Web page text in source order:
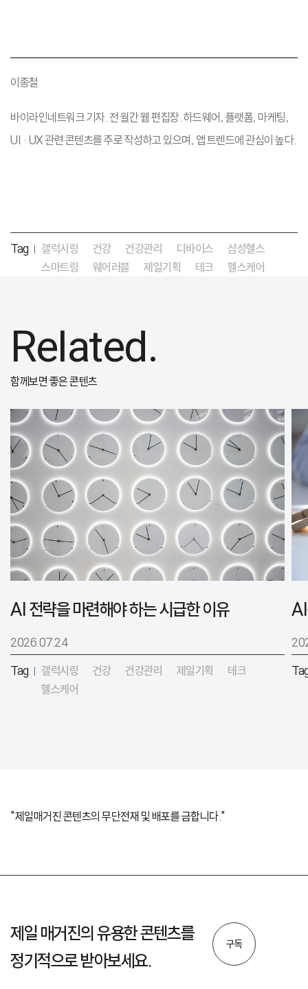
이종철
바이라인네트워크 기자. 전 월간 웹 편집장. 하드웨어, 플랫폼, 마케팅,
UI · UX 관련 콘텐츠를 주로 작성하고 있으며, 앱 트렌드에 관심이 높다.
Tag | 갤럭시링 건강 건강관리 디바이스
삼성헬스
스마트링
웨어러블 제일기획 테크 헬스케어
Related.
함께보면 좋은 콘텐츠
AI 전략을 마련해야 하는 시급한 이유
2026.07.24
Tag
갤럭시링 건강 건강관리 제일기획
테크
헬스케어
"제일매거진 콘텐츠의 무단전재 및 배포를 금합니다."
제일 매거진의 유용한 콘텐츠를
정기적으로 받아보세요.
구독